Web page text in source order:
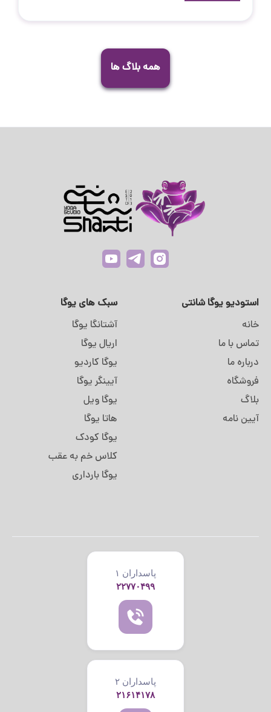
همه بلاگ ها
استودیو یوگا شانتی
خانه
تماس با ما
درباره ما
فروشگاه
بلاگ
آیین نامه
سبک های یوگا
آشتانگا یوگا
اریال یوگا
یوگا کاردیو
آیینگر یوگا
یوگا ویل
هاتا یوگا
یوگا کودک
کلاس خم به عقب
یوگا بارداری
پاسداران ۱
۲۲۷۷۰۴۹۹
پاسداران ۲
۲۱۶۱۴۱۷۸